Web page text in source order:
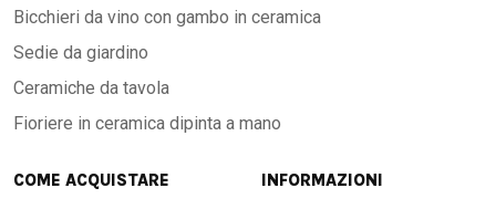
Bicchieri da vino con gambo in ceramica
Sedie da giardino
Ceramiche da tavola
Fioriere in ceramica dipinta a mano
COME ACQUISTARE INFORMAZIONI